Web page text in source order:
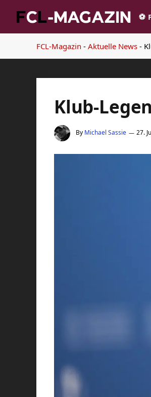
⚽️
FCL-Magazin - Aktuelle News -
Klub-
By Michael Sassie 27.